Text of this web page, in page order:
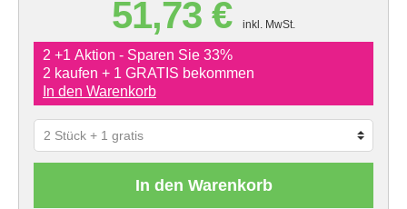
51,73 € inkl. MwSt.
2 +1 Aktion - Sparen Sie 33%
2 kaufen + 1 GRATIS bekommen
In den Warenkorb
In den Warenkorb